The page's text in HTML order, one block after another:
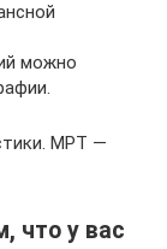
можно
МРТ —
что у вас